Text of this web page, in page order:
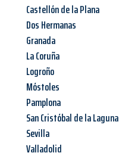
Castellón de la Plana
Dos Hermanas
Granada
La Coruña
Logroño
Móstoles
Pamplona
San Cristóbal de la Laguna
Sevilla
Valladolid